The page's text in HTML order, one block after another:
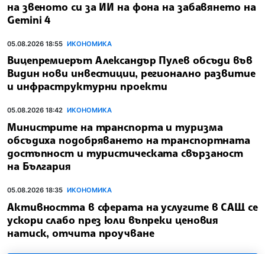
на звеното си за ИИ на фона на забавянето на
Gemini 4
05.08.2026 18:55 ИКОНОМИКА
Вицепремиерът Александър Пулев обсъди във
Видин нови инвестиции, регионално развитие
и инфраструктурни проекти
05.08.2026 18:42 ИКОНОМИКА
Министрите на транспорта и туризма
обсъдиха подобряването на транспортната
достъпност и туристическата свързаност
на България
05.08.2026 18:35 ИКОНОМИКА
Активността в сферата на услугите в САЩ се
ускори слабо през юли въпреки ценовия
натиск, отчита проучване